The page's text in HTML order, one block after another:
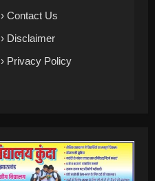
› Contact Us
› Disclaimer
› Privacy Policy